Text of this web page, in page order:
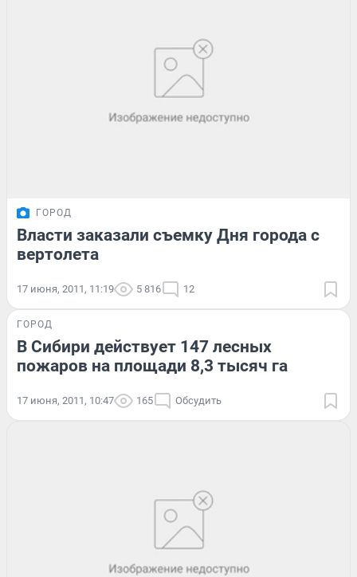
ГОРОД
Власти заказали съемку Дня города с
вертолета
17 июня, 2011, 11:19 5 816 12
ГОРОД
В Сибири действует 147 лесных
пожаров на площади 8,3 тысяч га
17 июня, 2011, 10:47 165 Обсудить